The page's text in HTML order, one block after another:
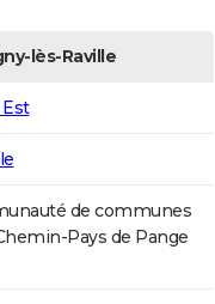
lès-Raville
Est
de communes
Pays de Pange